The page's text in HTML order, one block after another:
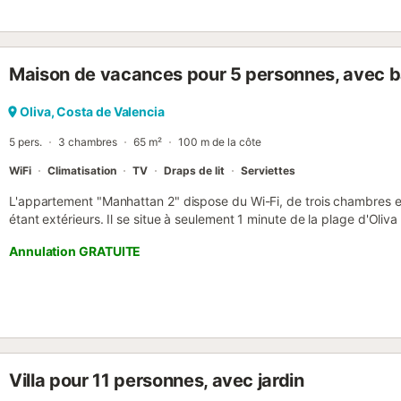
contraire, les prestations, telles que ménage, draps, serviettes
indiqué n'est pas considéré comme présent. Sauf indication de
Maison de vacances pour 5 personnes, avec
Oliva, Costa de Valencia
5 pers. 3 chambres 65 m² 100 m de la côte
WiFi Climatisation TV Draps de lit Serviettes
L'appartement "Manhattan 2" dispose du Wi-Fi, de trois chambres
étant extérieurs. Il se situe à seulement 1 minute de la plage
arrêt de bus. L'appartement est situé dans une rue calme. Vous
chambre simple, chacune équipée de placards intégrés. Le salon
une grande terrasse couverte. La cuisine, spacieuse et
cellier. La salle de bain complète est dotée d'une douche. Les
Annulation GRATUITE
Villa pour 11 personnes, avec jardin